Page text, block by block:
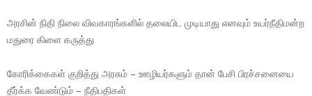
அரசின் நிதி நிலை விவகாரங்களில் தலையிட முடியாது எனவும் உயர்நீதிமன்ற
மதுரை கிளை கருத்து
கோரிக்கைகள் குறித்து அரசும் – ஊழியர்களும் தான் பேசி பிரச்சனையை
தீர்க்க வேண்டும் – நீதிபதிகள்